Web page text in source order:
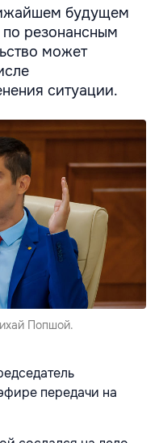
будущем
по резонансным
может
ситуации.
Попшой.
передачи на